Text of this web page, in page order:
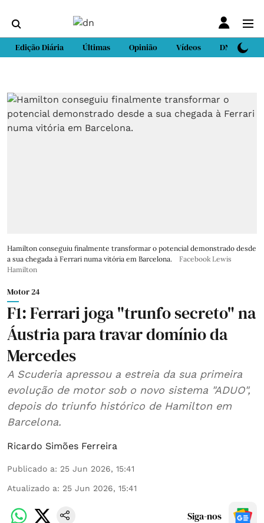
Edição Diária Últimas Opinião Vídeos DN Sport
Hamilton conseguiu finalmente transformar o potencial demonstrado desde
a sua chegada à Ferrari numa vitória em Barcelona.
Facebook Lewis
Hamilton
Motor 24
F1: Ferrari joga "trunfo secreto" na
Áustria para travar domínio da
Mercedes
A Scuderia apressou a estreia da sua primeira
evolução de motor sob o novo sistema "ADUO",
depois do triunfo histórico de Hamilton em
Barcelona.
Ricardo Simões Ferreira
Publicado a: 25 Jun 2026, 15:41
Atualizado a: 25 Jun 2026, 15:41
Siga-nos